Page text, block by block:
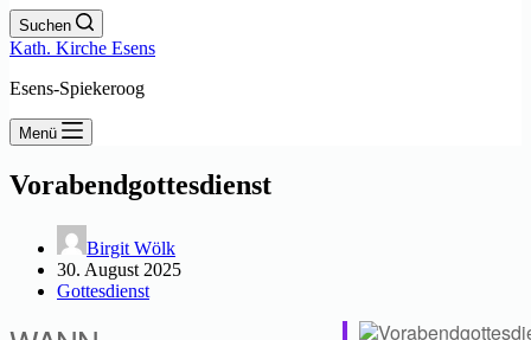
Suchen
Kath. Kirche Esens
Esens-Spiekeroog
Menü
Vorabendgottesdienst
Birgit Wölk
30. August 2025
Gottesdienst